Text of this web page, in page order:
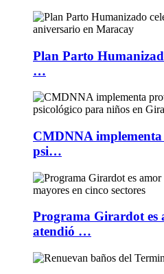
Plan Parto
…
CMDNNA
psi…
Programa Girardot es
atendió …